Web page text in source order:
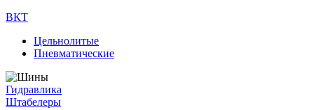
ВКТ
Цельнолитые
Пневматические
Гидравлика
Штабелеры